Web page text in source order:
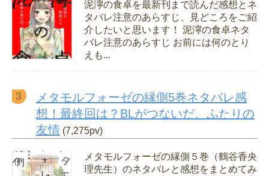
泥濘の食卓を最新刊まで読んだ感想とネ
タバレ注意のあらすじ、見どころをご紹
介したいと思います！ 泥濘の食卓ネタ
バレ注意のあらすじ お前には何のとり
えも...
メタモルフォーゼの縁側5巻ネタバレ感
想！最終回は？BLがつないだ、ふたりの
友情 (7,275pv)
メタモルフォーゼの縁側５巻（鶴谷香央
理先生）のネタバレと感想をまとめてみ